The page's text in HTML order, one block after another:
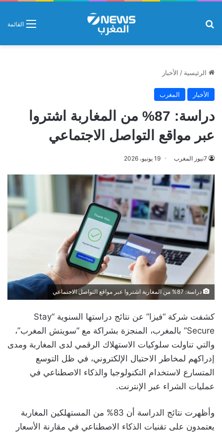
القائمة
الرئيسية / الأخبار
الأخبار المغرب
دراسة: 87% من المغاربة اشتروا
عبر مواقع التواصل الاجتماعي
7نيوز المغرب 19 يونيو، 2026
دراسة: 87% من المغاربة اشتروا عبر مواقع التواصل الاجتماعي
كشفت شركة “فيزا” عن نتائج دراستها السنوية “Stay
Secure” بالمغرب، المنجزة بشراكة مع “سويتش المغرب”،
والتي تناولت سلوكيات الاستهلاك الرقمي لدى المغاربة ومدى
إدراكهم لمخاطر الاحتيال الإلكتروني، في ظل التوسع
المتسارع لاستخدام التكنولوجيا والذكاء الاصطناعي في
عمليات الشراء عبر الإنترنت.
وأظهرت نتائج الدراسة أن 83% من المستهلكين المغاربة
يعتمدون على تقنيات الذكاء الاصطناعي في مقارنة الأسعار